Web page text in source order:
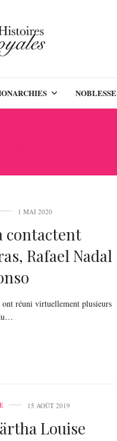
NOBLESSE
1 MAI 2020
contactent
Rafael Nadal
réuni virtuellement plusieurs
15 AOÛT 2019
Louise